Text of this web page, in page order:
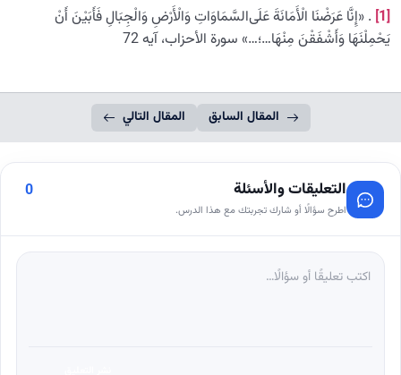
[1]
. «إِنَّا عَرَضْنَا الْأَمَانَةَ عَلَى‌السَّمَاوَاتِ وَالْأَرْضِ وَالْجِبَالِ فَأَبَيْنَ أَنْ
يَحْمِلْنَهَا وَأَشْفَقْنَ مِنْهَا…؛…» سورة الأحزاب، آیه 72
المقال السابق المقال التالي
التعليقات والأسئلة
اطرح سؤالًا أو شارك تجربتك مع هذا الدرس.
0